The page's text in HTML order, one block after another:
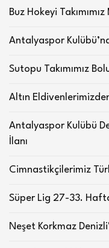
Buz Hokeyi
Antalyaspor
Sutopu Takımımız
Altın
Antalyaspor Kulübü
İlanı
Cimnastikçilerimiz
Süper Lig 27-33.
Neşet Korkmaz